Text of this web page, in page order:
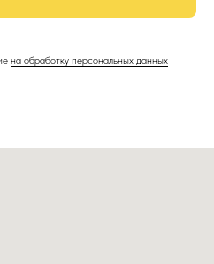
на обработку персональных данных